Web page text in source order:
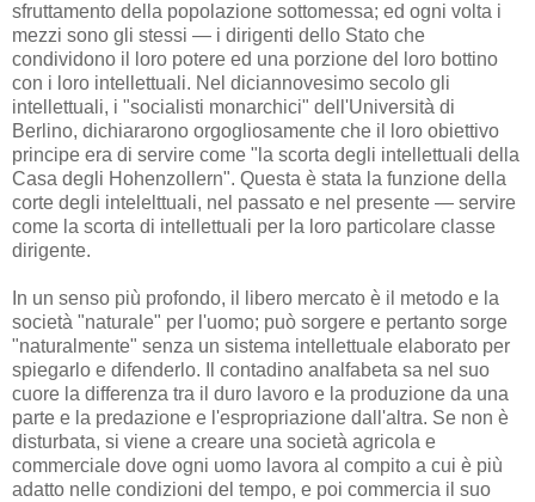
sfruttamento della popolazione sottomessa; ed ogni volta i
mezzi sono gli stessi — i dirigenti dello Stato che
condividono il loro potere ed una porzione del loro bottino
con i loro intellettuali. Nel diciannovesimo secolo gli
intellettuali, i "socialisti monarchici" dell'Università di
Berlino, dichiararono orgogliosamente che il loro obiettivo
principe era di servire come "la scorta degli intellettuali della
Casa degli Hohenzollern". Questa è stata la funzione della
corte degli intelelttuali, nel passato e nel presente — servire
come la scorta di intellettuali per la loro particolare classe
dirigente.
In un senso più profondo, il libero mercato è il metodo e la
società "naturale" per l'uomo; può sorgere e pertanto sorge
"naturalmente" senza un sistema intellettuale elaborato per
spiegarlo e difenderlo. Il contadino analfabeta sa nel suo
cuore la differenza tra il duro lavoro e la produzione da una
parte e la predazione e l'espropriazione dall'altra. Se non è
disturbata, si viene a creare una società agricola e
commerciale dove ogni uomo lavora al compito a cui è più
adatto nelle condizioni del tempo, e poi commercia il suo